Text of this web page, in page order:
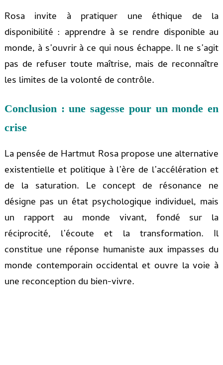
Rosa invite à pratiquer une éthique de la
disponibilité : apprendre à se rendre disponible au
monde, à s’ouvrir à ce qui nous échappe. Il ne s’agit
pas de refuser toute maîtrise, mais de reconnaître
les limites de la volonté de contrôle.
Conclusion : une sagesse pour un monde en
crise
La pensée de Hartmut Rosa propose une alternative
existentielle et politique à l’ère de l’accélération et
de la saturation. Le concept de résonance ne
désigne pas un état psychologique individuel, mais
un rapport au monde vivant, fondé sur la
réciprocité, l’écoute et la transformation. Il
constitue une réponse humaniste aux impasses du
monde contemporain occidental et ouvre la voie à
une reconception du bien-vivre.